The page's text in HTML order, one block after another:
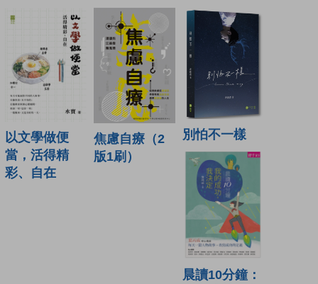
以文學做便
當，活得精
彩、自在
焦慮自療（2
版1刷）
別怕不一樣
晨讀10分鐘：